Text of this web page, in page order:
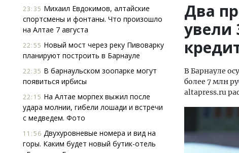
23:35 Михаил Евдокимов, алтайские
спортсмены и фонтаны. Что произошло
на Алтае 7 августа
22:55 Новый мост через реку Пивоварку
планируют построить в Барнауле
22:35 В барнаульском зоопарке могут
появиться ирбисы
22:15 На Алтае морпех выжил после
удара молнии, гибели лошади и встречи
с медведем. Фото
11:56 Двухуровневые номера и вид на
горы. Каким будет новый бутик-отель
Два
увели
В Барнауле
более 7 млн
altapress.ru